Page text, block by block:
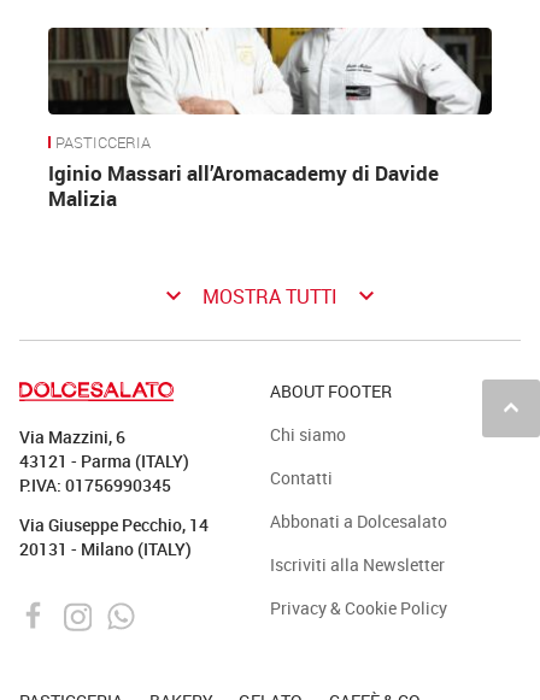
PASTICCERIA
Iginio Massari all’Aromacademy di Davide
Malizia
keyboard_arrow_down MOSTRA TUTTI keyboard_arrow_down
keyboard_arrow_up
Via Mazzini, 6
43121 - Parma (ITALY)
P.IVA: 01756990345
Via Giuseppe Pecchio, 14
20131 - Milano (ITALY)
ABOUT FOOTER
Chi siamo
Contatti
Abbonati a Dolcesalato
Iscriviti alla Newsletter
Privacy & Cookie Policy